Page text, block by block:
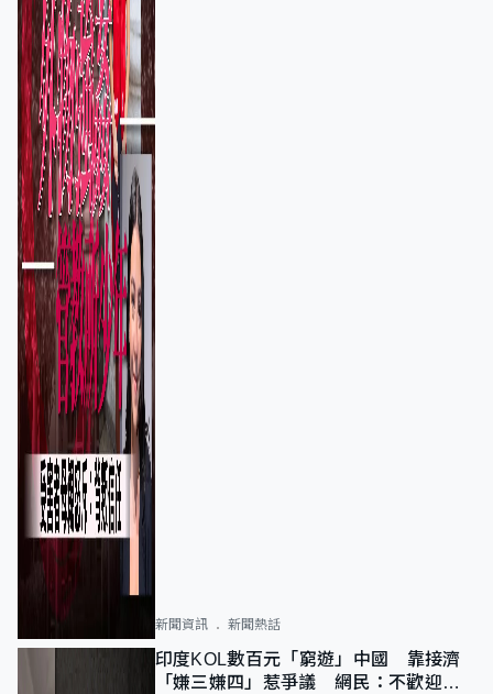
新聞資訊 新聞熱話
印度KOL數百元「窮遊」中國 靠接濟
「嫌三嫌四」惹爭議 網民：不歡迎劣